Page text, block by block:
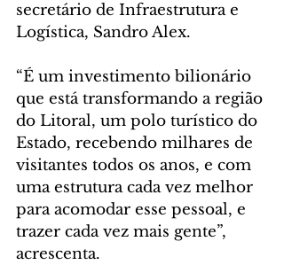
secretário de Infraestrutura e
Logística, Sandro Alex.
“É um investimento bilionário
que está transformando a região
do Litoral, um polo turístico do
Estado, recebendo milhares de
visitantes todos os anos, e com
uma estrutura cada vez melhor
para acomodar esse pessoal, e
trazer cada vez mais gente”,
acrescenta.